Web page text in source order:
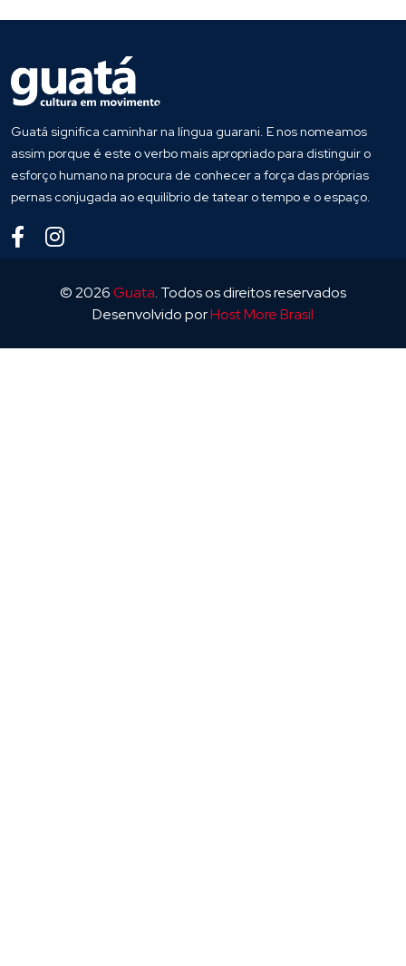
Guatá significa caminhar na língua guarani. E nos nomeamos
assim porque é este o verbo mais apropriado para distinguir o
esforço humano na procura de conhecer a força das próprias
pernas conjugada ao equilíbrio de tatear o tempo e o espaço.
© 2026Guata. Todos os direitos reservados
Desenvolvido porHost More Brasil